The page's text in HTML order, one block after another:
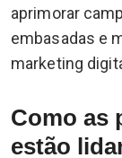
aprimorar
embasadas e
marketing
Como as
estão